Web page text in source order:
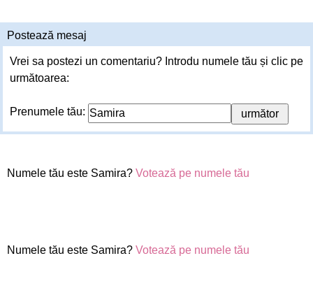
Postează mesaj
Vrei sa postezi un comentariu? Introdu numele tău și clic pe
următoarea:
Prenumele tău:
Numele tău este Samira? Votează pe numele tău
Numele tău este Samira? Votează pe numele tău